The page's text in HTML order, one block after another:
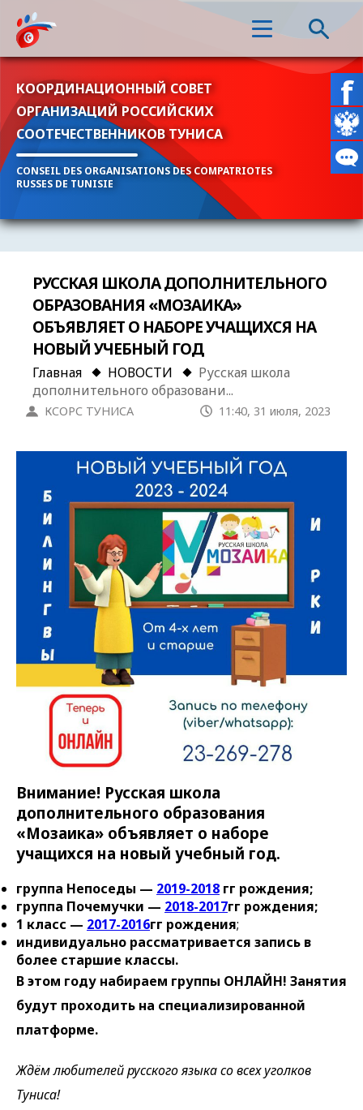
КООРДИНАЦИОННЫЙ СОВЕТ
ОРГАНИЗАЦИЙ РОССИЙСКИХ
СООТЕЧЕСТВЕННИКОВ ТУНИСА
CONSEIL DES ORGANISATIONS DES COMPATRIOTES
RUSSES DE TUNISIE
РУССКАЯ ШКОЛА ДОПОЛНИТЕЛЬНОГО
ОБРАЗОВАНИЯ «МОЗАИКА»
ОБЪЯВЛЯЕТ О НАБОРЕ УЧАЩИХСЯ НА
НОВЫЙ УЧЕБНЫЙ ГОД
Главная НОВОСТИ
Русская школа
дополнительного образовани...
КСОРС ТУНИСА 11:40, 31 июля, 2023
Внимание! Русская школа
дополнительного образования
«Мозаика» объявляет о наборе
учащихся на новый учебный год.
группа Непоседы — 2019-2018 гг рождения;
группа Почемучки — 2018-2017гг рождения;
1 класс — 2017-2016гг рождения;
индивидуально рассматривается запись в
более старшие классы.
В этом году набираем группы ОНЛАЙН! Занятия
будут проходить на специализированной
платформе.
Ждём любителей русского языка со всех уголков
Туниса!